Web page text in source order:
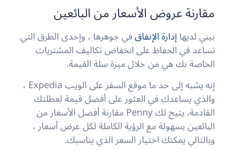
مقارنة عروض الأسعار من البائعين
بيني لديهاإدارة الإنفاقفي جوهرها ، وإحدى الطرق التي
تساعد في الحفاظ على انخفاض تكاليف المشتريات
الخاصة بك هي من خلال ميزة سلة القيمة.
إنه يشبه إلى حد ما موقع السفر على الويب Expedia ،
والذي يساعدك في العثور على أفضل قيمة لعطلتك
القادمة. يتيح لك Penny مقارنة أفضل الأسعار من
البائعين بسهولة مع الرؤية الكاملة لكل عرض أسعار ،
وبالتالي يمكنك اختيار السعر الذي يناسبك.